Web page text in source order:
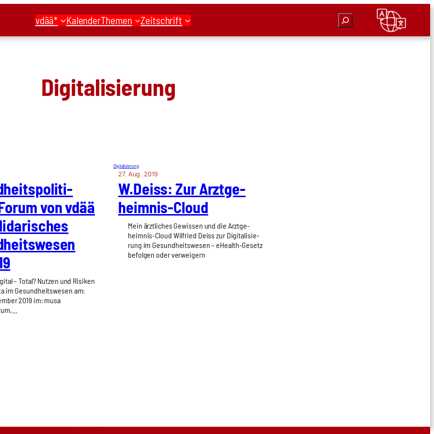
vdää* KalenderThemen Zeitschrift Suchen
Digitalisierung
von vdää
– Total? Nutzen und Risiken
im Gesundheitswesen am:
2019 im: musa
Digitalisierung
27. Aug. 2019
W.Deiss: Zur Arzt­ge­
heim­nis-Cloud
Mein ärzt­li­ches Gewis­sen und die Arzt­ge­
heim­nis-Cloud Wil­fried Deiss zur Digi­ta­li­sie­
rung im Gesund­heits­we­sen – eHe­alth-Gesetz
befol­gen oder ver­wei­gern